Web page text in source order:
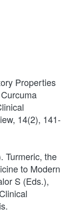
Properties
14(2), 141-
Turmeric, the
to Modern
S (Eds.),